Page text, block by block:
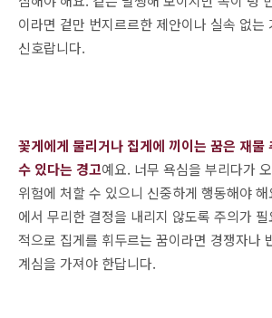
이라면 겉만 번지르르한 제안이나 실속 없는
신호랍니다.
꽃게에게 물리거나 집게에 끼이는 꿈은 재물
수 있다는 경고예요. 너무 욕심을 부리다가
위험에 처할 수 있으니 신중하게 행동해야
에서 무리한 결정을 내리지 않도록 주의가
적으로 집게를 휘두르는 꿈이라면 경쟁자나
계심을 가져야 한답니다.